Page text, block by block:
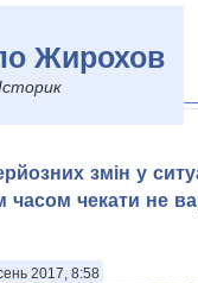
Жирохов
змін у
чекати не
2017, 8:58